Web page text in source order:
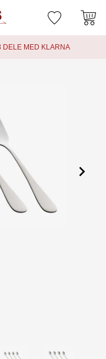
DELE MED KLARNA